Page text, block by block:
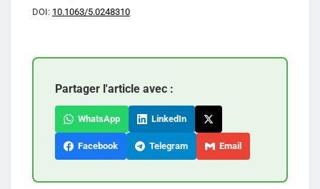
DOI: 10.1063/5.0248310
Partager l'article avec :
WhatsApp LinkedIn
Facebook Telegram Email